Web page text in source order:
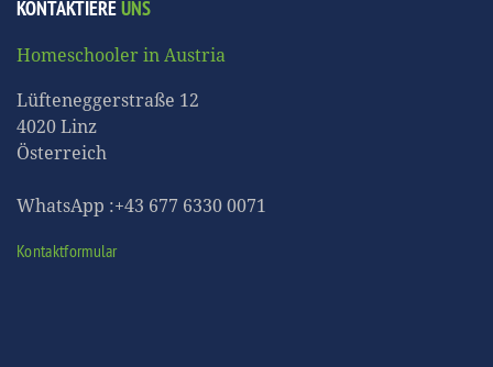
KONTAKTIEREUNS
Homeschooler in Austria
Lüfteneggerstraße 12
4020 Linz
Österreich
WhatsApp :+43 677 6330 0071
Kontaktformular